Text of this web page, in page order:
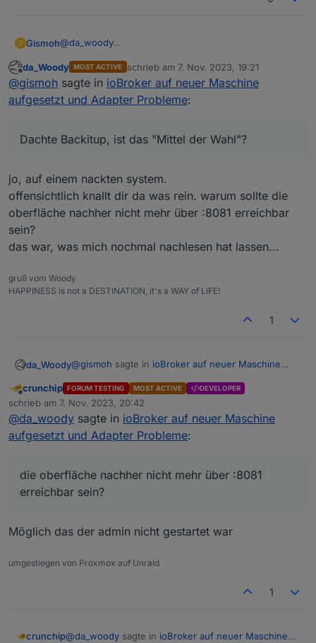
G Gismoh@da_woody
Habe allerdings nun das erste mal damit ein Backup
widerhergestellt.
Um noch mal zu sehen, das ich mir das nicht
eingebildet hatte, das vor dem einspielen des Backups
ioBroker ersteinmal "Normal" lief, die VM wieder vom
früheren Zeitpunkt widerhergestellt.
= Weboberfläche wieder mit :8081 aufrufbar, und ble
ist grün und hat Geräte gefunden und aktualisiert die
durch gemacht, jeweils mit einem neuen Backup. Aber
Offline
da_Woody MOST ACTIVE schrieb am 7. Nov. 2023, 19:21
zuletzt editiert von
@gismoh sagte in ioBroker auf neuer Maschine
aufgesetzt und Adapter Probleme:
Dachte Backitup, ist das "Mittel der Wahl"?
jo, auf einem nackten system.
offensichtlich knallt dir da was rein. warum sollte die
oberfläche nachher nicht mehr über :8081 erreichbar
sein?
das war, was mich nochmal nachlesen hat lassen...
gruß vom Woody
HAPPINESS is not a DESTINATION, it's a WAY of LIFE!
1
da_Woody@gismoh sagte in ioBroker auf neuer Maschine
Dachte Backitup, ist das "Mittel der Wahl"?
jo, auf einem nackten system.
erreichbar sein?
das war, was mich nochmal nachlesen hat lassen...
Offline
crunchip FORUM TESTING MOST ACTIVE DEVELOPER
schrieb am 7. Nov. 2023, 20:42
zuletzt editiert von
@da_woody sagte in ioBroker auf neuer Maschine
aufgesetzt und Adapter Probleme:
die oberfläche nachher nicht mehr über :8081
erreichbar sein?
Möglich das der admin nicht gestartet war
umgestiegen von Proxmox auf Unraid
1
crunchip@da_woody sagte in ioBroker auf neuer Maschine